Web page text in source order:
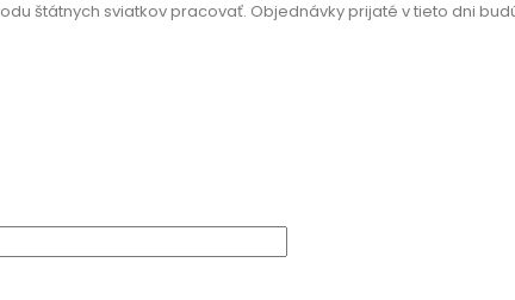
štátnych sviatkov pracovať. Objednávky prijaté v tieto dni